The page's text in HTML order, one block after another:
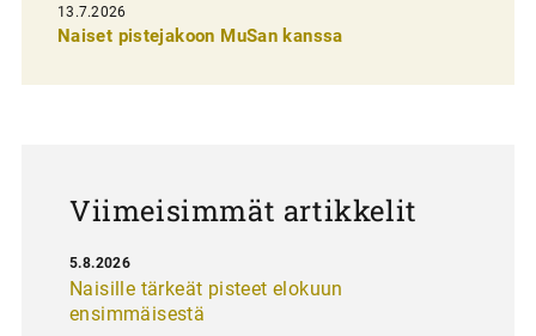
e
13.7.2026
Naiset pistejakoon MuSan kanssa
Viimeisimmät artikkelit
Naisille tärkeät pisteet elokuun
ensimmäisestä
5.8.2026